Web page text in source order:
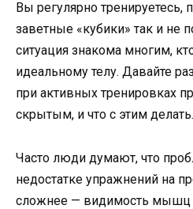
Вы регулярно тренируетесь,
заветные «кубики» так и не
ситуация знакома многим,
идеальному телу. Давайте
при активных тренировках
скрытым, и что с этим делать.
Часто люди думают, что
недостатке упражнений на
сложнее — видимость мышц